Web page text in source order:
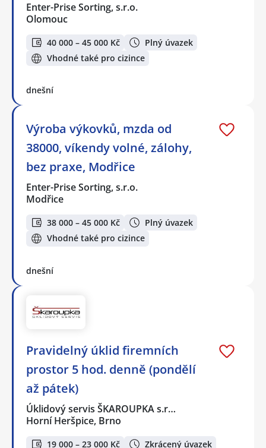
Enter-Prise Sorting, s.r.o.
Olomouc
40 000 – 45 000 Kč
Plný úvazek
Vhodné také pro cizince
dnešní
Výroba výkovků, mzda od
38000, víkendy volné, zálohy,
bez praxe, Modřice
Enter-Prise Sorting, s.r.o.
Modřice
38 000 – 45 000 Kč
Plný úvazek
Vhodné také pro cizince
dnešní
Pravidelný úklid firemních
prostor 5 hod. denně (pondělí
až pátek)
Úklidový servis ŠKAROUPKA s.r…
Horní Heršpice, Brno
19 000 – 23 000 Kč
Zkrácený úvazek